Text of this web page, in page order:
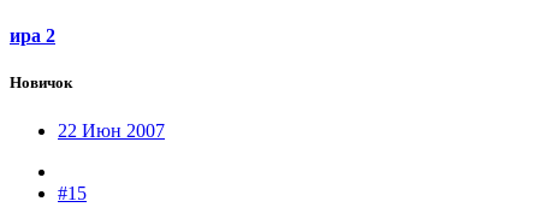
ира 2
Новичок
22 Июн 2007
#15